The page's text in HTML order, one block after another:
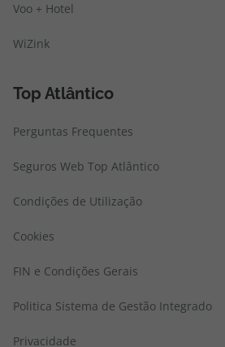
Voo + Hotel
WiZink
Top Atlântico
Perguntas Frequentes
Seguros Web Top Atlântico
Condições de Utilização
Cookies
FIN e Condições Gerais
Politica Sistema de Gestão Integrado
Privacidade